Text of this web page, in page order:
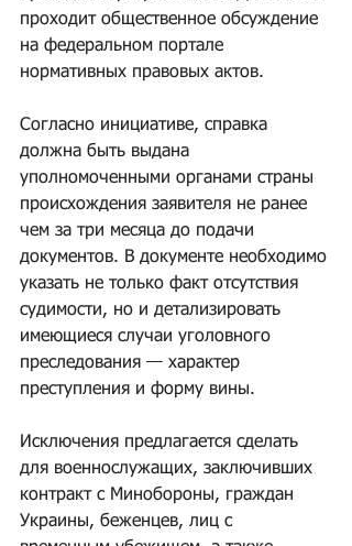
проходит общественное обсуждение
на федеральном портале
нормативных правовых актов.
Согласно инициативе, справка
должна быть выдана
уполномоченными органами страны
происхождения заявителя не ранее
чем за три месяца до подачи
документов. В документе необходимо
указать не только факт отсутствия
судимости, но и детализировать
имеющиеся случаи уголовного
преследования — характер
преступления и форму вины.
Исключения предлагается сделать
для военнослужащих, заключивших
контракт с Минобороны, граждан
Украины, беженцев, лиц с